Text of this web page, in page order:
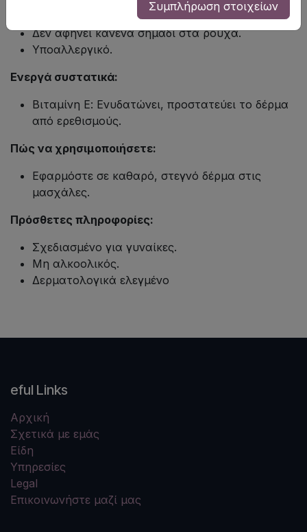
Δεν αφήνει κανένα σημάδι στα ρούχα.
Υποαλλεργικό.
Ενεργά συστατικά:
Βιταμίνη Ε: Ενυδατώνει, προστατεύει το δέρμα
από ερεθισμούς.
Πώς να χρησιμοποιήσετε:
Εφαρμόστε σε καθαρό, στεγνό δέρμα στις
μασχάλες.
Πρόσθετες πληροφορίες:
Σχεδιασμένο για γυναίκες.
Μη αλκοολικός.
Δερματολογικά ελεγμένο
eful Links
Αρχική
Σχετικά με εμάς
Είδη
Υπηρεσίες
Legal
Επικοινωνήστε μαζί μας
Συμπλήρωση στοιχείων